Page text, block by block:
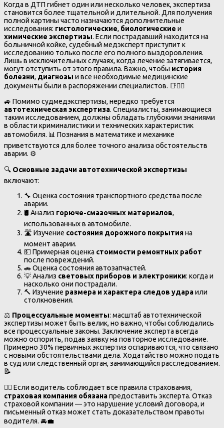
Когда в ДТП гибнет один или несколько человек, экспертиза
становится более тщательной и длительной. Для получения
полной картины часто назначаются дополнительные
исследования: гистологические, биологические и
химические экспертизы. Если пострадавший находится на
больничной койке, судебный медэксперт приступит к
исследованию только после его полного выздоровления.
Лишь в исключительных случаях, когда лечение затягивается,
могут отступить от этого правила. Важно, чтобы история
болезни, диагнозы и все необходимые медицинские
документы были в распоряжении специалистов. 📑🧑‍⚕️
🚙 Помимо судмедэкспертизы, нередко требуется
автотехническая экспертиза. Специалисты, занимающиеся
таким исследованием, должны обладать глубокими знаниями
в области криминалистики и технических характеристик
автомобиля. 📊 Познания в математике и механике
приветствуются для более точного анализа обстоятельств
аварии. ⚙️
🔍 Основные задачи автотехнической экспертизы
включают:
🔧 Оценка состояния транспортного средства после
аварии.
🛢️ Анализ горюче-смазочных материалов,
использованных в автомобиле.
🛣️ Изучение состояния дорожного покрытияна
момент аварии.
💵 Примерная оценка стоимости ремонтных работ
после повреждений.
🚗 Оценка состояния автозапчастей.
💡 Анализ световых приборов и электроники: когда и
насколько они пострадали.
🔨 Изучение размера и характера следов удараили
столкновения.
⚖️ Процессуальные моменты: масштаб автотехнической
экспертизы может быть велик, но важно, чтобы соблюдались
все процессуальные законы. Заключение эксперта всегда
можно оспорить, подав заявку на повторное исследование.
Примерно 30% первичных экспертиз оспариваются, что связано
с новыми обстоятельствами дела. Ходатайство можно подать
в суд или следственный орган, занимающийся расследованием.
📝
👨‍⚖️ Если водитель соблюдает все правила страхования,
страховая компания обязанапредоставить эксперта. Отказ
страховой компании — это нарушение условий договора, и
письменный отказ может стать доказательством правоты
водителя. 🚘💼